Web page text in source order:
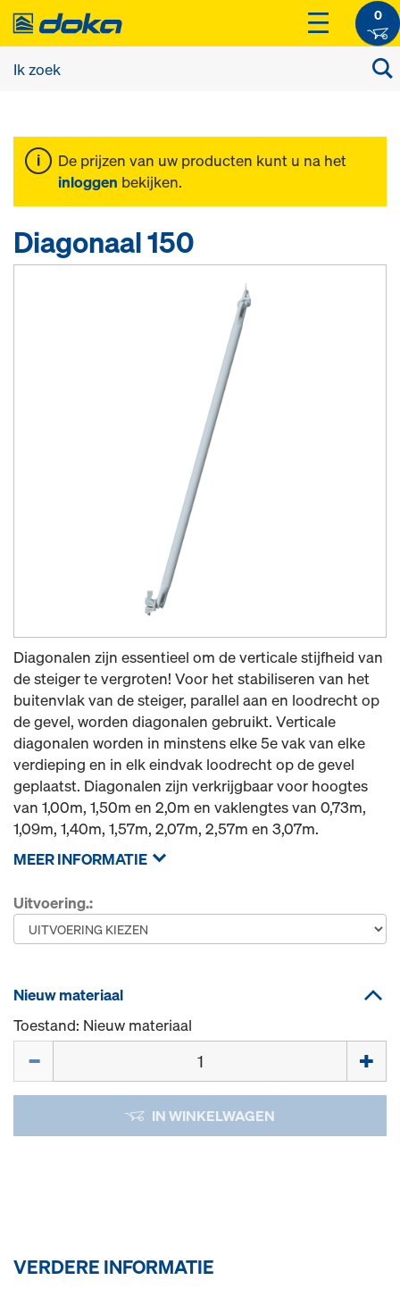
0
De prijzen van uw producten kunt u na het
inloggen bekijken.
Diagonaal 150
Diagonalen zijn essentieel om de verticale stijfheid van
de steiger te vergroten! Voor het stabiliseren van het
buitenvlak van de steiger, parallel aan en loodrecht op
de gevel, worden diagonalen gebruikt. Verticale
diagonalen worden in minstens elke 5e vak van elke
verdieping en in elk eindvak loodrecht op de gevel
geplaatst. Diagonalen zijn verkrijgbaar voor hoogtes
van 1,00m, 1,50m en 2,0m en vaklengtes van 0,73m,
1,09m, 1,40m, 1,57m, 2,07m, 2,57m en 3,07m.
MEER INFORMATIE
Uitvoering.:
Nieuw materiaal
Toestand: Nieuw materiaal
IN WINKELWAGEN
VERDERE INFORMATIE